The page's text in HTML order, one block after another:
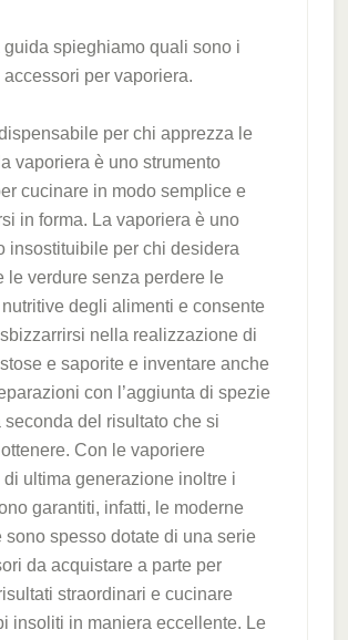
guida spieghiamo quali sono i
per vaporiera.
per chi apprezza le
vaporiera è uno strumento
cucinare in modo semplice e
in forma. La vaporiera è uno
insostituibile per chi desidera
le verdure senza perdere le
degli alimenti e consente
nella realizzazione di
e saporite e inventare anche
con l’aggiunta di spezie
seconda del risultato che si
Con le vaporiere
di ultima generazione inoltre i
garantiti, infatti, le moderne
sono spesso dotate di una serie
da acquistare a parte per
straordinari e cucinare
insoliti in maniera eccellente. Le